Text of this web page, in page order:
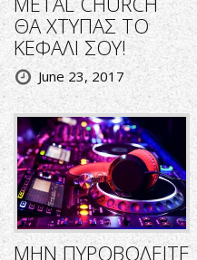
ΘΑ ΧΤΥΠΑΣ ΤΟ
ΚΕΦΑΛΙ ΣΟΥ!
June 23, 2017
ΜΗΝ ΠΥΡΟΒΟΛΕΙΤΕ